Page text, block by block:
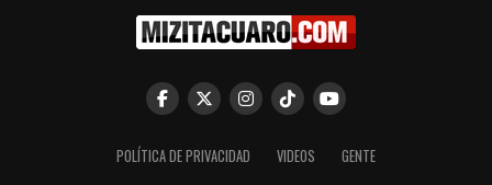
El DIF Estatal arrancó el
Programa Nacional de Peso
31 octubre, 2016POLÍTICA DE PRIVACIDAD VIDEOS GENTE